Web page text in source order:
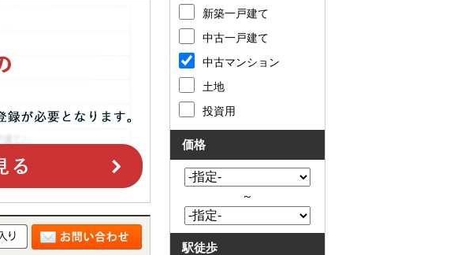
新築一戸建て
中古一戸建て
中古マンション
土地
投資用
価格
～
駅徒歩